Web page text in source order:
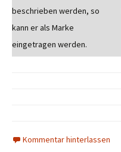
beschrieben werden, so
kann er als Marke
eingetragen werden.
Kommentar hinterlassen